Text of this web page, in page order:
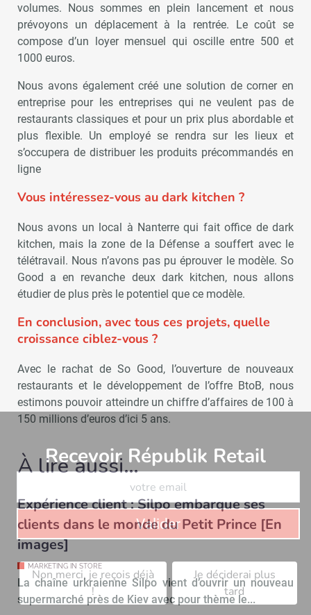
volumes. Nous sommes en plein lancement et nous
prévoyons un déplacement à la rentrée. Le coût se
compose d’un loyer mensuel qui oscille entre 500 et
1000 euros.
Nous avons également créé une solution de corner en
entreprise pour les entreprises qui ne veulent pas de
restaurants classiques et pour un prix plus abordable et
plus flexible. Un employé se rendra sur les lieux et
s’occupera de distribuer les produits précommandés en
ligne
Vous intéressez-vous au dark kitchen ?
Nous avons un local à Nanterre qui fait office de dark
kitchen, mais la zone de la Défense a souffert avec le
télétravail. Nous n’avons pas pu éprouver le modèle. So
Good a en revanche deux dark kitchen, nous allons
étudier de plus près le potentiel que ce modèle.
En conclusion, avec tous ces projets, quelle
croissance ciblez-vous ?
Avec le rachat de So Good, l’ouverture de nouveaux
restaurants et le développement de l’offre BtoB, nous
estimons pouvoir atteindre un chiffre d’affaires de 100 à
150 millions d’euros d’ici 5 ans.
À lire aussi…
Expérience client : Silpo embarque ses
clients dans le monde du Petit Prince [En
images]
MARKETING IN STORE
La chaîne urkraienne Silpo vient d’ouvrir un nouveau
supermarché près de Kiev avec pour thème le...
Recevoir Républik Retail
Valider
Non merci, je reçois déjà
!
Je déciderai plus
tard